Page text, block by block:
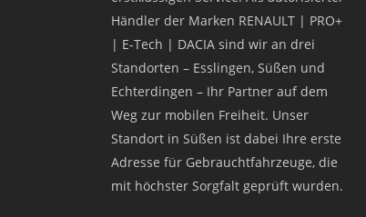
Händler der Marken RENAULT | PRO+
| E-Tech | DACIA sind wir an drei
Standorten – Esslingen, Süßen und
Echterdingen – Ihr Partner auf dem
Weg zur mobilen Freiheit. Unser
Standort in Süßen ist dabei Ihre erste
Adresse für Gebrauchtfahrzeuge, die
mit höchster Sorgfalt geprüft wurden.